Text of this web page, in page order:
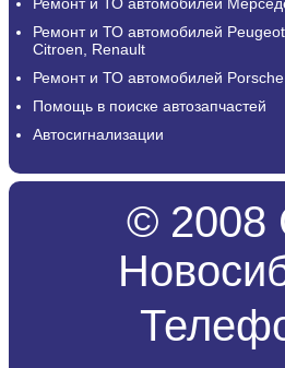
Ремонт и ТО автомобилей Peugeot,
Citroen, Renault
Ремонт и ТО автомобилей Porsche
Помощь в поиске автозапчастей
Автосигнализации
© 2008